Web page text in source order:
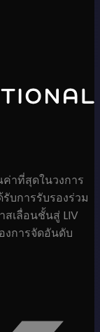
าที่สุดในวงการ
บการรับรองร่วม
สเลื่อนชั้นสู่ LIV
งการจัดอันดับ